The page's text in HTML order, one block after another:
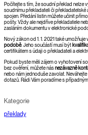
Počítejte s tím, že soudní překlad nelze
soudnímu překladateli či
spojen. Předání listin můžete učinit
pošty. Vždy ale nejdříve překladatele
zasláním dokumentu v elektronické
Nový zákon od 1. 1. 2021 také
podobě. Jeho součástí musí být
certifikátem s údaji o překladateli a
Pokud byste měli zájem o vyhotovení
bez ověření, můžete násnezávazně
nebo nám jednoduše zavolat.
dotazů. Rádi Vám poradíme s
Kategorie
překlady